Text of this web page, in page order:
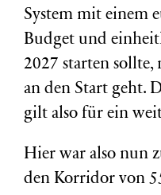
System mit einem
Budget und
2027 starten sollte,
an den Start geht.
gilt also für ein
Hier war also nun
den Korridor von